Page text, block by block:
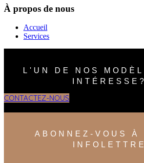
À propos de nous
Accueil
Services
L'UN DE NOS
INTÉRESSE?
CONTACTEZ-NOUS
ABONNEZ-VOUS À
INFOLETTRE